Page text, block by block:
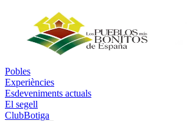
Pobles
Experiències
Esdeveniments actuals
El segell
ClubBotiga